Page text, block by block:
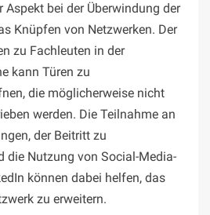
Aspekt bei der Überwindung der
Knüpfen von Netzwerken. Der
zu Fachleuten in der
kann Türen zu
die möglicherweise nicht
werden. Die Teilnahme an
der Beitritt zu
die Nutzung von Social-Media-
können dabei helfen, das
zu erweitern.